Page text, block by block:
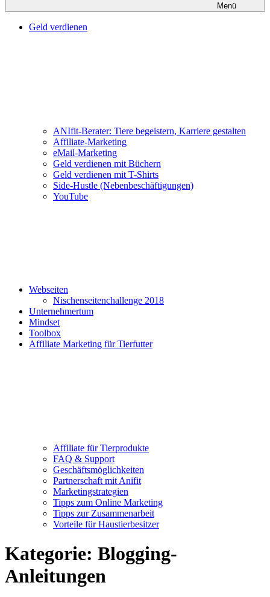
Menü
Geld verdienen
ANIfit-Berater: Tiere begeistern, Karriere gestalten
Affiliate-Marketing
eMail-Marketing
Geld verdienen mit Büchern
Geld verdienen mit T-Shirts
Side-Hustle (Nebenbeschäftigungen)
YouTube
Webseiten
Nischenseitenchallenge 2018
Unternehmertum
Mindset
Toolbox
Affiliate Marketing für Tierfutter
Affiliate für Tierprodukte
FAQ & Support
Geschäftsmöglichkeiten
Partnerschaft mit Anifit
Marketingstrategien
Tipps zum Online Marketing
Tipps zur Zusammenarbeit
Vorteile für Haustierbesitzer
Kategorie: Blogging-
Anleitungen